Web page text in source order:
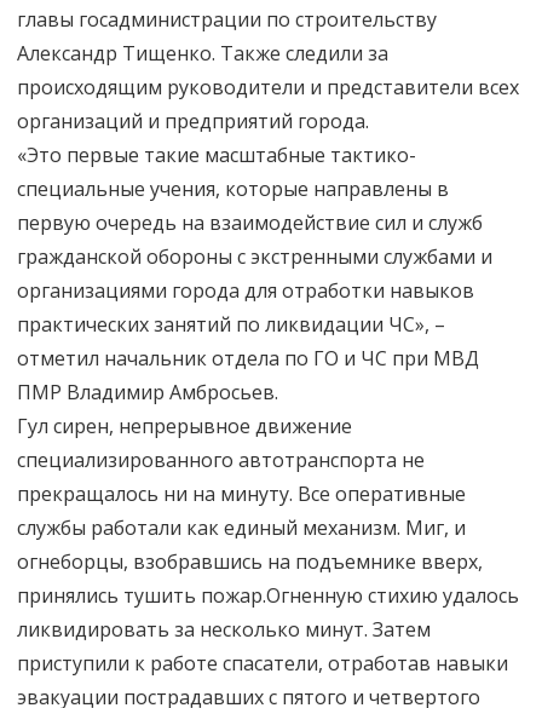
главы госадминистрации по строительству
Александр Тищенко. Также следили за
происходящим руководители и представители всех
организаций и предприятий города.
«Это первые такие масштабные тактико-
специальные учения, которые направлены в
первую очередь на взаимодействие сил и служб
гражданской обороны с экстренными службами и
организациями города для отработки навыков
практических занятий по ликвидации ЧС», –
отметил начальник отдела по ГО и ЧС при МВД
ПМР Владимир Амбросьев.
Гул сирен, непрерывное движение
специализированного автотранспорта не
прекращалось ни на минуту. Все оперативные
службы работали как единый механизм. Миг, и
огнеборцы, взобравшись на подъемнике вверх,
принялись тушить пожар.Огненную стихию удалось
ликвидировать за несколько минут. Затем
приступили к работе спасатели, отработав навыки
эвакуации пострадавших с пятого и четвертого